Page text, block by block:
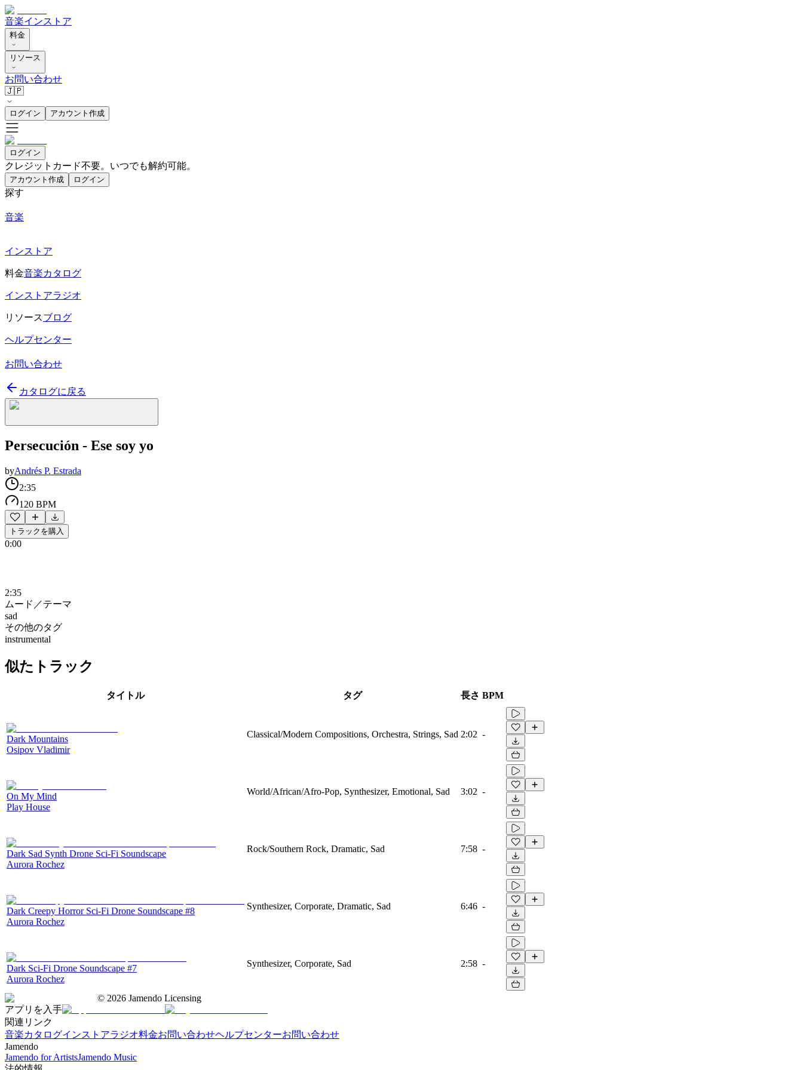
音楽インストア
料金
リソース
お問い合わせ
🇯🇵
ログイン アカウント作成
ログイン
クレジットカード不要。いつでも解約可能。
アカウント作成 ログイン
探す
音楽
インストア
料金音楽カタログ
インストアラジオ
リソースブログ
ヘルプセンター
お問い合わせ
カタログに戻る
Persecución - Ese soy yo
byAndrés P. Estrada
2:35
120 BPM
トラックを購入
0:00
2:35
ムード／テーマ
sad
その他のタグ
instrumental
似たトラック
タイトル タグ 長さ BPM
Dark Mountains
Osipov Vladimir
Classical/Modern Compositions, Orchestra, Strings, Sad 2:02 -
On My Mind
Play House
World/African/Afro-Pop, Synthesizer, Emotional, Sad 3:02 -
Dark Sad Synth Drone Sci-Fi Soundscape
Aurora Rochez
Rock/Southern Rock, Dramatic, Sad 7:58 -
Dark Creepy Horror Sci-Fi Drone Soundscape #8
Aurora Rochez
Synthesizer, Corporate, Dramatic, Sad 6:46 -
Dark Sci-Fi Drone Soundscape #7
Aurora Rochez
Synthesizer, Corporate, Sad 2:58 -
© 2026 Jamendo Licensing
アプリを入手
関連リンク
音楽カタログインストアラジオ料金お問い合わせヘルプセンターお問い合わせ
Jamendo
Jamendo for ArtistsJamendo Music